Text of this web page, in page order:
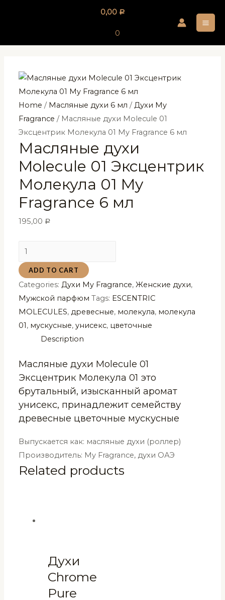
0,00 Р
0
Home / Масляные духи 6 мл /Духи My
Fragrance / Масляные духи Molecule 01
Эксцентрик Молекула 01 My Fragrance 6 мл
Масляные духи
Molecule 01 Эксцентрик
Молекула 01 My
Fragrance 6 мл
195,00 Р
Масляные
духи
Molecule
01
Эксцентрик
Молекула
01
6
мл
quantity
ADD TO CART
Categories:Духи My Fragrance,Женские духи,
Мужской парфюм Tags: ESCENTRIC
MOLECULES,древесные, молекула, молекула
01, мускусные,унисекс, цветочные
Description
Масляные духи Molecule 01
Эксцентрик Молекула 01 это
брутальный, изысканный аромат
унисекс, принадлежит семейству
древесные цветочные мускусные
Выпускается как: масляные духи (роллер)
Производитель: My Fragrance, духи ОАЭ
Related products
Духи
Chrome
Pure